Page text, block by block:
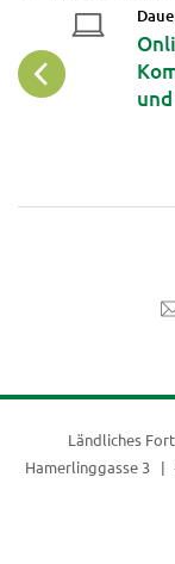
Ländliches
Hamerlinggasse 3